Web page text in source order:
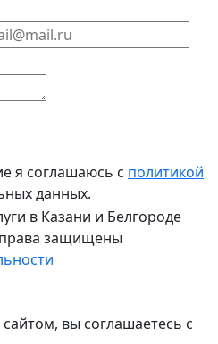
я соглашаюсь с политикой
данных.
в Казани и Белгороде
защищены
вы соглашаетесь с